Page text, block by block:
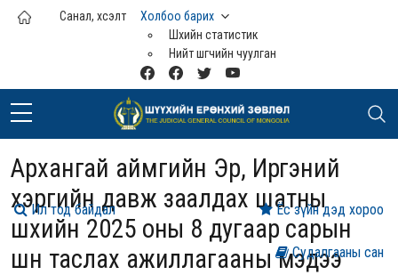
Үндсэн агуулга руу шилжих
Санал, хүсэлт
Холбоо барих
Шүүхийн статистик
Нийт шүүгчийн чуулган
Архангай аймгийн Эрүү, Иргэний
хэргийн давж заалдах шатны
шүүхийн 2025 оны 8 дугаар сарын
шүүн таслах ажиллагааны мэдээ
Судалгааны сан
Ёс зүйн дэд хороо
Ил тод байдал